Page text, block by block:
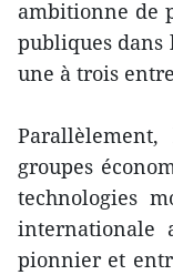
ambitionne de
publiques dans
une à trois
groupes
technologies
internationale
pionnier et